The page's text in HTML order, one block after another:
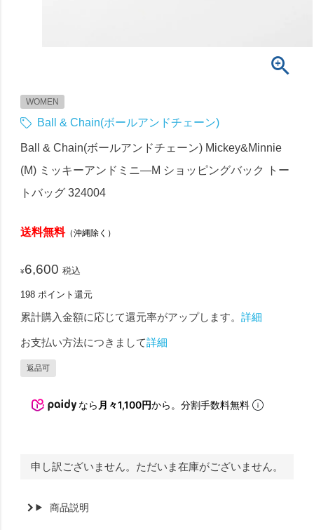
WOMEN
Ball & Chain(ボールアンドチェーン)
Ball & Chain(ボールアンドチェーン) Mickey&Minnie
(M) ミッキーアンドミニ―M ショッピングバック トー
トバッグ 324004
送料無料（沖縄除く）
¥6,600 税込
198 ポイント還元
累計購入金額に応じて還元率がアップします。詳細
お支払い方法につきまして詳細
返品可
なら 月々1,100円から。分割手数料無料
申し訳ございません。ただいま在庫がございません。
商品説明